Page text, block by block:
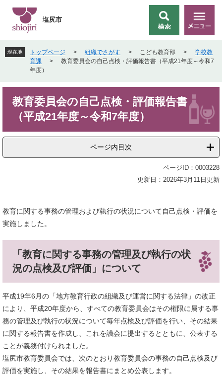
先
頭
。
を
飛
て
索
メ
ニ
ー
塩尻市
現在地 トップページ > 組織でさがす > こども教育部 >
学校教
育課
>
教育委員会の自己点検・評価報告書（平成21年度～令和7
年度）
教育委員会の自己点検・評価報告書
（平成21年度～令和7年度）
ページ内目次
ページID：0003228
更新日：2026年3月11日更新
教育に関する事務の管理および執行の状況について自己点検・評価を
実施しました。
「教育に関する事務の管理及び執行の状
況の点検及び評価」について
平成19年6月の「地方教育行政の組織及び運営に関する法律」の改正
により、平成20年度から、すべての教育委員会はその権限に属する事
務の管理及び執行の状況について毎年点検及び評価を行い、その結果
に関する報告書を作成し、これを議会に提出するとともに、公表する
ことが義務付けられました。
塩尻市教育委員会では、次のとおり教育委員会の事務の自己点検及び
評価を実施し、その結果を報告書にまとめ公表します。